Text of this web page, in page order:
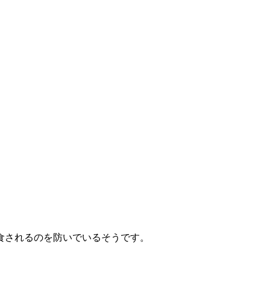
されるのを防いでいるそうです。